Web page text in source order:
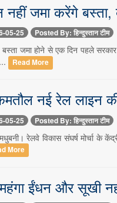
नहीं जमा करेंगे
05-25 Posted By: हिन्दुस्तान टीम
जमा होने से एक दिन पहले सरकार
Read More
नई रेल लाइन
05-25 Posted By: हिन्दुस्तान टीम
रेलवे विकास संघर्ष मोर्चा के
More
महंगा ईंधन और सूखी